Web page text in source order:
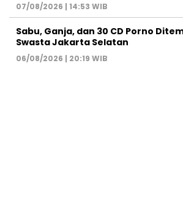
07/08/2026 | 14:53 WIB
Sabu, Ganja, dan 30 CD Porno
Swasta Jakarta Selatan
06/08/2026 | 20:19 WIB